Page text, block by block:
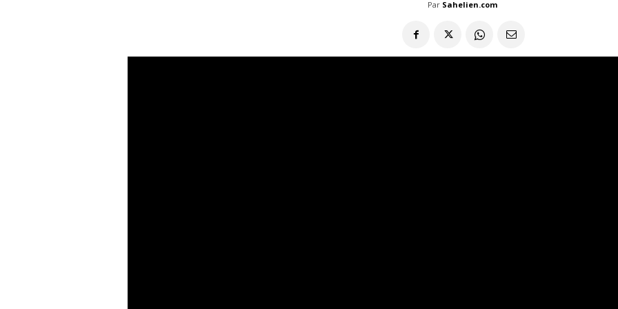
Par Sahelien.com